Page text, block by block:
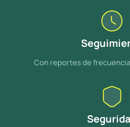
Con reportes de